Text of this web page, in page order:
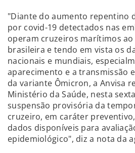
"Diante do aumento repentino
por covid-19 detectados nas
operam cruzeiros marítimos
brasileira e tendo em vista os
nacionais e mundiais,
aparecimento e a transmissão
da variante Ômicron, a Anvisa
Ministério da Saúde, nesta
suspensão provisória da
cruzeiro, em caráter
dados disponíveis para
epidemiológico", diz a nota da